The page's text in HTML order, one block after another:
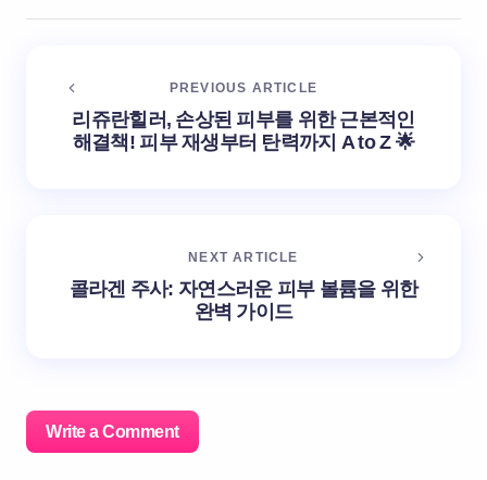
PREVIOUS ARTICLE
리쥬란힐러, 손상된 피부를 위한 근본적인
해결책! 피부 재생부터 탄력까지 A to Z 🌟
NEXT ARTICLE
콜라겐 주사: 자연스러운 피부 볼륨을 위한
완벽 가이드
Write a Comment